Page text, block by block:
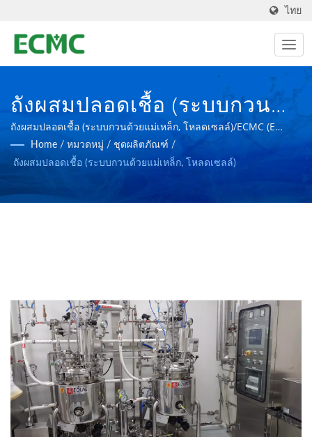
ไทย
ถังผสมปลอดเชื้อ (ระบบกวน
ด้วยแม่เหล็ก, โหลด
เซลล์)/ECMC (E CHUNG)ผลิต
อุปกรณ์เภสัชกรรมและ
ถังผสมปลอดเชื้อ (ระบบกวนด้วยแม่เหล็ก, โหลดเซลล์)/ECMC (E
CHUNG)ผลิตอุปกรณ์เภสัชกรรมและเทคโนโลยีชีวภาพตามมาตรฐาน
cGMP, PIC/S GMP และ FDA
Home / หมวดหมู่ / ชุดผลิตภัณฑ์ /
ถังผสมปลอดเชื้อ (ระบบกวนด้วยแม่เหล็ก, โหลดเซลล์)